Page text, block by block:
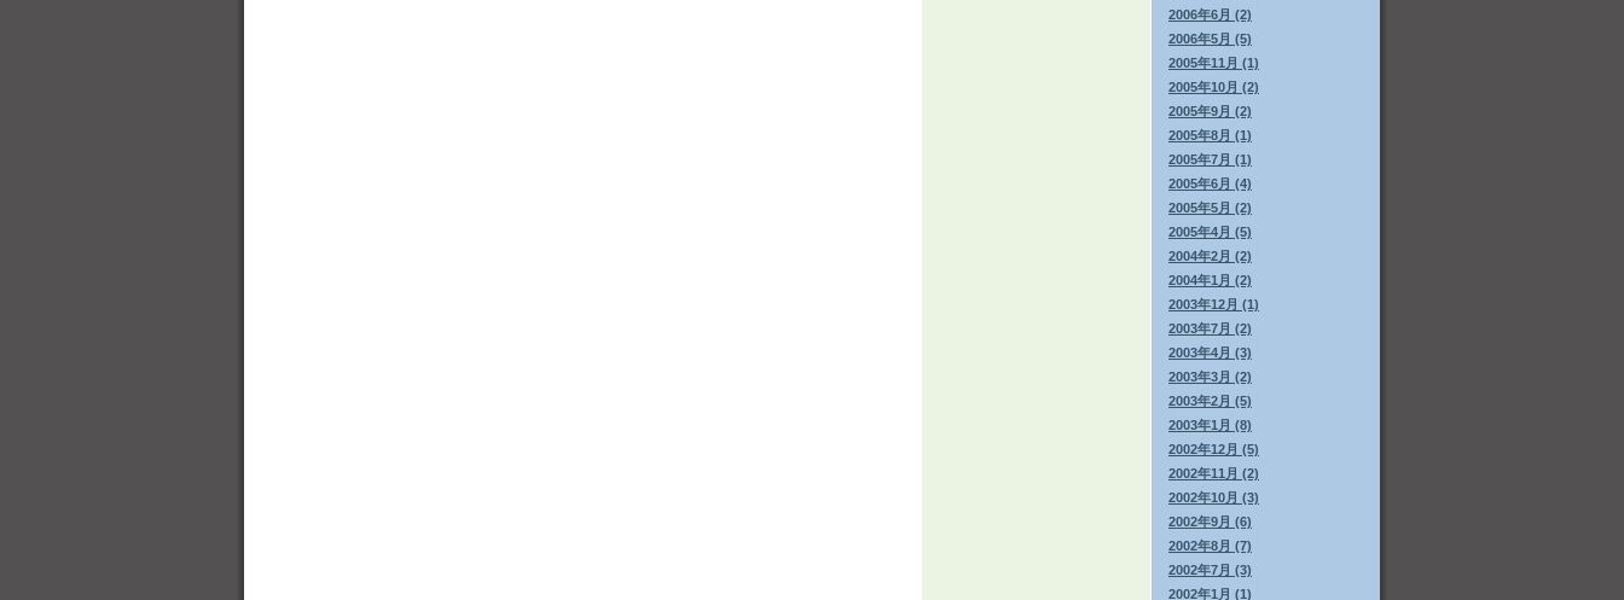
2006年6月 (2)
2006年5月 (5)
2005年11月 (1)
2005年10月 (2)
2005年9月 (2)
2005年8月 (1)
2005年7月 (1)
2005年6月 (4)
2005年5月 (2)
2005年4月 (5)
2004年2月 (2)
2004年1月 (2)
2003年12月 (1)
2003年7月 (2)
2003年4月 (3)
2003年3月 (2)
2003年2月 (5)
2003年1月 (8)
2002年12月 (5)
2002年11月 (2)
2002年10月 (3)
2002年9月 (6)
2002年8月 (7)
2002年7月 (3)
2002年1月 (1)